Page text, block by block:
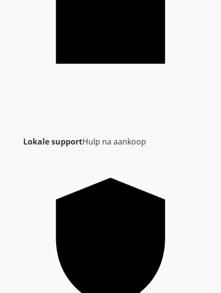
Lokale supportHulp na aankoop